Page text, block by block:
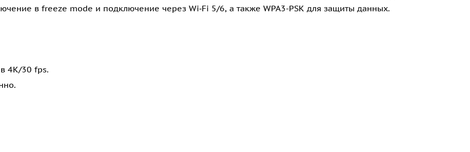
в freeze mode и подключение через Wi‑Fi 5/6, а также WPA3-PSK для защиты данных.
4K/30 fps.